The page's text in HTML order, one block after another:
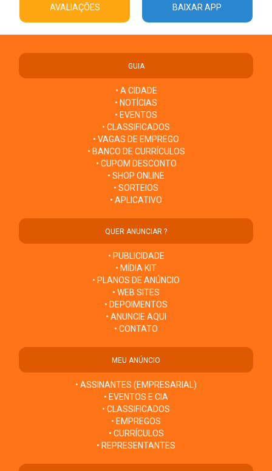
AVALIAÇÕES BAIXAR APP
GUIA
• A CIDADE
• NOTÍCIAS
• EVENTOS
• CLASSIFICADOS
• VAGAS DE EMPREGO
• BANCO DE CURRÍCULOS
• CUPOM DESCONTO
• SHOP ONLINE
• SORTEIOS
• APLICATIVO
QUER ANUNCIAR ?
• PUBLICIDADE
• MÍDIA KIT
• PLANOS DE ANÚNCIO
• WEB SITES
• DEPOIMENTOS
• ANUNCIE AQUI
• CONTATO
MEU ANÚNCIO
• ASSINANTES (EMPRESARIAL)
• EVENTOS E CIA
• CLASSIFICADOS
• EMPREGOS
• CURRÍCULOS
• REPRESENTANTES